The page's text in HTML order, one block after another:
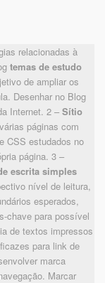
relacionadas à
temas de estudo
de ampliar os
Desenhar no Blog
Internet. 2 – Sítio
páginas com
CSS estudados no
página. 3 –
escrita simples
nível de leitura,
esperados,
chave para possível
de textos impressos
para link de
marca
Marcar